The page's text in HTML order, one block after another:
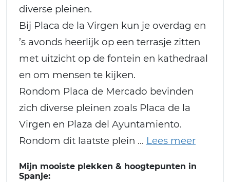
diverse pleinen.
Bij Placa de la Virgen kun je overdag en
’s avonds heerlijk op een terrasje zitten
met uitzicht op de fontein en kathedraal
en om mensen te kijken.
Rondom Placa de Mercado bevinden
zich diverse pleinen zoals Placa de la
Virgen en Plaza del Ayuntamiento.
Rondom dit laatste plein
Mijn mooiste plekken & hoogtepunten in
Spanje: